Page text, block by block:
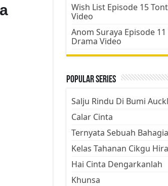
Wish List Episode 15
Video
Anom Suraya Episode
Drama Video
Popular Series
Salju Rindu Di Bumi
Calar Cinta
Ternyata Sebuah Bahagia
Kelas Tahanan Cikgu
Hai Cinta Dengarkanlah
Khunsa